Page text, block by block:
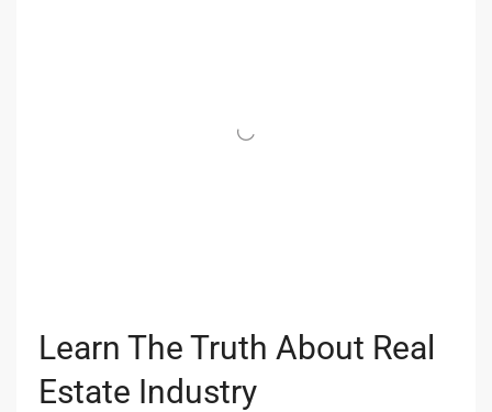
Learn The Truth About Real
Estate Industry